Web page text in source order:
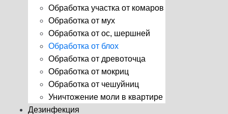
Обработка участка от комаров
Обработка от мух
Обработка от ос, шершней
Обработка от блох
Обработка от древоточца
Обработка от мокриц
Обработка от чешуйниц
Уничтожение моли в квартире
Дезинфекция